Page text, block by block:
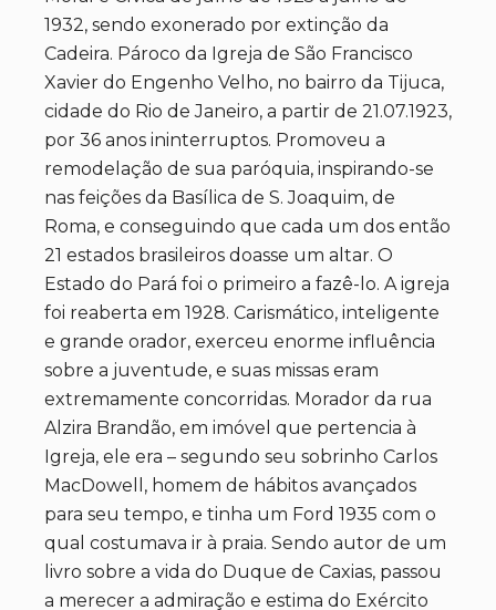
1932, sendo exonerado por extinção da
Cadeira. Pároco da Igreja de São Francisco
Xavier do Engenho Velho, no bairro da Tijuca,
cidade do Rio de Janeiro, a partir de 21.07.1923,
por 36 anos ininterruptos. Promoveu a
remodelação de sua paróquia, inspirando-se
nas feições da Basílica de S. Joaquim, de
Roma, e conseguindo que cada um dos então
21 estados brasileiros doasse um altar. O
Estado do Pará foi o primeiro a fazê-lo. A igreja
foi reaberta em 1928. Carismático, inteligente
e grande orador, exerceu enorme influência
sobre a juventude, e suas missas eram
extremamente concorridas. Morador da rua
Alzira Brandão, em imóvel que pertencia à
Igreja, ele era – segundo seu sobrinho Carlos
MacDowell, homem de hábitos avançados
para seu tempo, e tinha um Ford 1935 com o
qual costumava ir à praia. Sendo autor de um
livro sobre a vida do Duque de Caxias, passou
a merecer a admiração e estima do Exército